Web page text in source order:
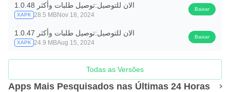
الان للتوصيل:توصيل طلبات وأكثر 1.0.48
XAPK 28.5 MBNov 18, 2024
Baixar
الان للتوصيل:توصيل طلبات وأكثر 1.0.47
XAPK 24.9 MBAug 15, 2024
Baixar
Todas as Versões
Apps Mais Pesquisados nas Últimas 24 Horas